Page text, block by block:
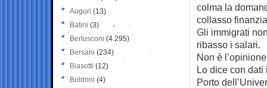
colma la
collasso
Gli immigrati
ribasso i salari.
Non è
Lo dice con
Porto
Auguri (13)
Batini (3)
Berlusconi (4.295)
Bersani (234)
Biasotti (12)
Boldrini (4)